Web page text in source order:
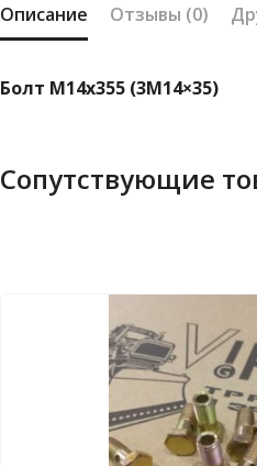
Описание Отзывы (0)
Болт М14х355 (3М14×35)
Сопутствующие